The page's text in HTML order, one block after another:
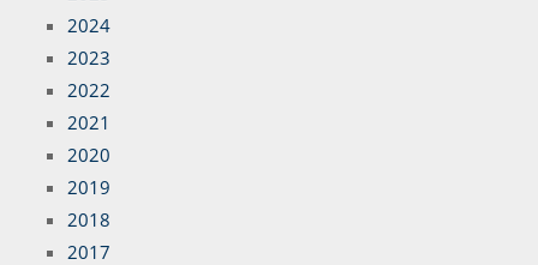
2024
2023
2022
2021
2020
2019
2018
2017